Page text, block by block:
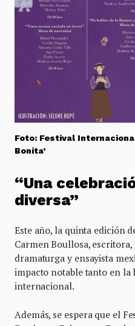
Foto: Festival
Bonita’
“Una
diversa”
Este año, la quinta edición
Carmen Boullosa,
dramaturga y ensayista
impacto notable tanto en
internacional.
Además, se espera que el